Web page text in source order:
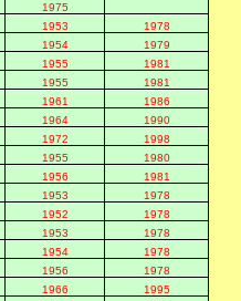
1975
1953
1978
1954
1979
1955
1981
1955
1981
1961
1986
1964
1990
1972
1998
1955
1980
1956
1981
1953
1978
1952
1978
1953
1978
1954
1978
1956
1978
1966
1995